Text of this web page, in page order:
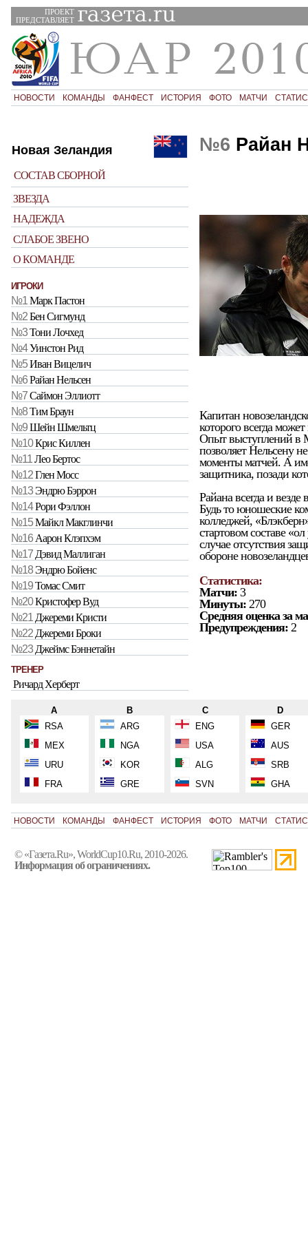
ПРОЕКТ
ПРЕДСТАВЛЯЕТ
НОВОСТИ КОМАНДЫ ФАНФЕСТ ИСТОРИЯ ФОТО МАТЧИ
Новая Зеландия
СОСТАВ СБОРНОЙ
ЗВЕЗДА
НАДЕЖДА
СЛАБОЕ ЗВЕНО
О КОМАНДЕ
ИГРОКИ
№1Марк Пастон
№2Бен Сигмунд
№3Тони Лочхед
№4Уинстон Рид
№5Иван Вицелич
№6Райан Нельсен
№7Саймон Эллиотт
№8Тим Браун
№9Шейн Шмельтц
№10Крис Киллен
№11Лео Бертос
№12Глен Мосс
№13Эндрю Бэррон
№14Рори Фэллон
№15Майкл Макглинчи
№16 Аарон Клэпхэм
№17 Дэвид Маллиган
№18Эндрю Бойенс
№19Томас Смит
№20Кристофер Вуд
№21 Джереми Кристи
№22 Джереми Броки
№23 Джеймс Бэннетайн
ТРЕНЕР
Ричард Херберт
№6 Райан
Капитан
которого всегда
Опыт выступлений в
позволяет Нельсену
моменты матчей. А
защитника, позади
Райана всегда и
Будь то юношеские
колледжей,
стартовом составе
случае отсутствия
обороне
Статистика:
Матчи: 3
Минуты: 270
Средняя оценка за
Предупреждения: 2
A
RSA
MEX
URU
FRA
B
ARG
NGA
KOR
GRE
C
ENG
USA
ALG
SVN
D
GER
AUS
SRB
GHA
НОВОСТИ КОМАНДЫ ФАНФЕСТ ИСТОРИЯ ФОТО МАТЧИ
© «Газета.Ru», WorldCup10.Ru, 2010-2026.
Информация об ограничениях.